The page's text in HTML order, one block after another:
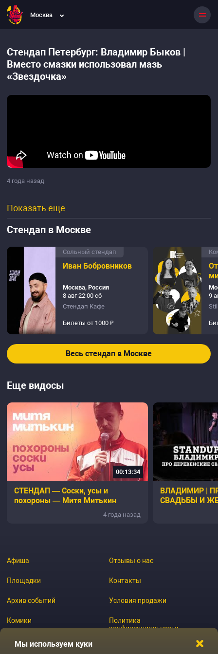
Москва
Стендап Петербург: Владимир Быков |
Вместо смазки использовал мазь
«Звездочка»
4 года назад
Показать еще
Стендап в Москве
Сольный стендап
Иван Бобровников
Москва, Россия
8 авг 22:00 сб
Стендап Кафе
Билеты от 1000 ₽
9
Весь стендап в Москве
Еще видосы
00:13:34
СТЕНДАП — Соски, усы и
похороны — Митя Митькин
4 года назад
ВЛАДИМИР |
СВАДЬБЫ И
Афиша
Площадки
Архив событий
Комики
Журнал
Отзывы о нас
Контакты
Условия продажи
Политика
конфиденциальности
Мы используем куки